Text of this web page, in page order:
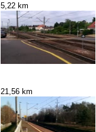
5,22 km
21,56 km